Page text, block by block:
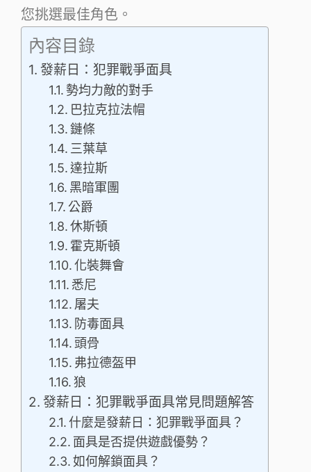
您挑選最佳角色。
內容目錄
發薪日：犯罪戰爭面具
勢均力敵的對手
巴拉克拉法帽
鏈條
三葉草
達拉斯
黑暗軍團
公爵
休斯頓
霍克斯頓
化裝舞會
悉尼
屠夫
防毒面具
頭骨
弗拉德盔甲
狼
發薪日：犯罪戰爭面具常見問題解答
什麼是發薪日：犯罪戰爭面具？
面具是否提供遊戲優勢？
如何解鎖面具？